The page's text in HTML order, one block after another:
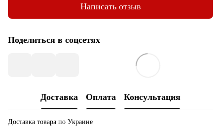
Написать отзыв
Поделиться в соцсетях
Доставка Оплата Консультация
Доставка товара по Украине